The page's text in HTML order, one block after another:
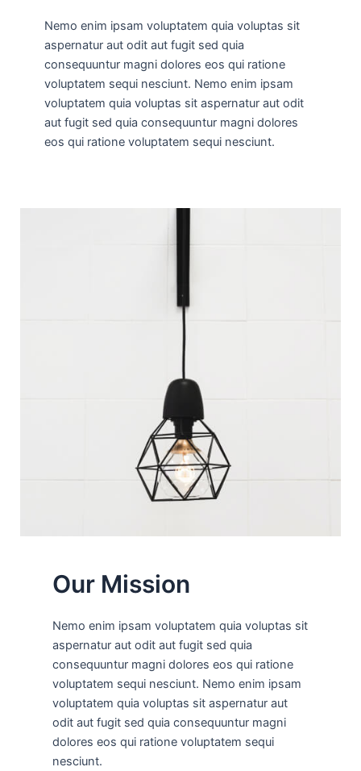
Nemo enim ipsam voluptatem quia voluptas sit
aspernatur aut odit aut fugit sed quia
consequuntur magni dolores eos qui ratione
voluptatem sequi nesciunt. Nemo enim ipsam
voluptatem quia voluptas sit aspernatur aut odit
aut fugit sed quia consequuntur magni dolores
eos qui ratione voluptatem sequi nesciunt.
Our Mission
Nemo enim ipsam voluptatem quia voluptas sit
aspernatur aut odit aut fugit sed quia
consequuntur magni dolores eos qui ratione
voluptatem sequi nesciunt. Nemo enim ipsam
voluptatem quia voluptas sit aspernatur aut
odit aut fugit sed quia consequuntur magni
dolores eos qui ratione voluptatem sequi
nesciunt.